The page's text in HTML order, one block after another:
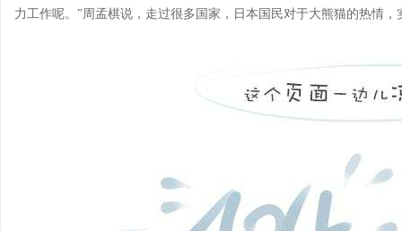
力工作呢。”周孟棋说，走过很多国家，日本国民对于大熊猫的热情